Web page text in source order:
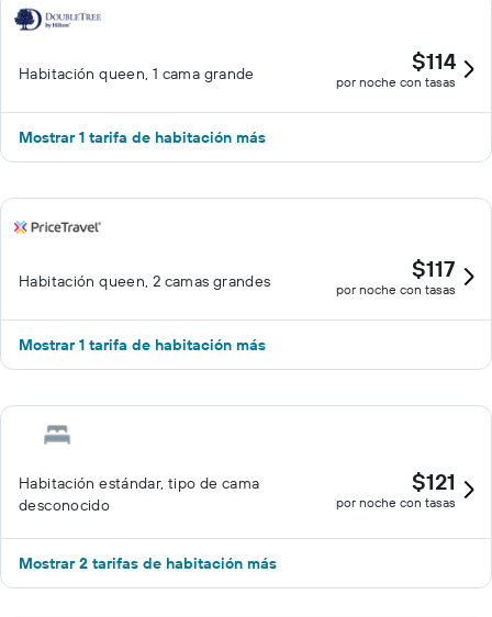
Habitación queen, 1 cama grande $114
por noche con tasas
Mostrar 1 tarifa de habitación más
Habitación queen, 2 camas grandes $117
por noche con tasas
Mostrar 1 tarifa de habitación más
Habitación estándar, tipo de cama
desconocido
$121
por noche con tasas
Mostrar 2 tarifas de habitación más